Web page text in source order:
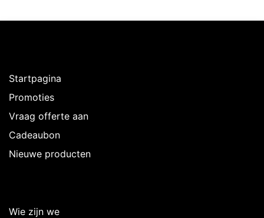
Startpagina
Promoties
Vraag offerte aan
Cadeaubon
Nieuwe producten
Wie zijn we